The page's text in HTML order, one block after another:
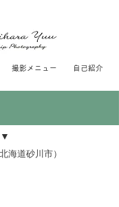
撮影メニュー 自己紹介
海道砂川市）